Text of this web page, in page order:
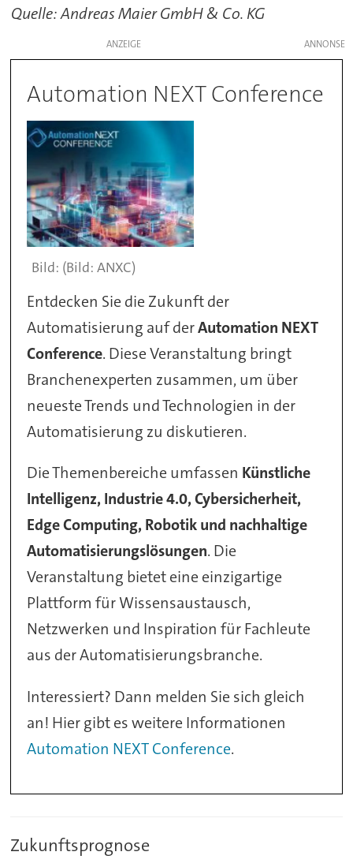
Quelle: Andreas Maier GmbH & Co. KG
ANZEIGE
Automation NEXT Conference
(Bild: ANXC)
Entdecken Sie die Zukunft der
Automatisierung auf derAutomation NEXT
Conference. Diese Veranstaltung bringt
Branchenexperten zusammen, um über
neueste Trends und Technologien in der
Automatisierung zu diskutieren.
Die Themenbereiche umfassen Künstliche
Intelligenz, Industrie 4.0, Cybersicherheit,
Edge Computing, Robotik und nachhaltige
Automatisierungslösungen. Die
Veranstaltung bietet eine einzigartige
Plattform für Wissensaustausch,
Netzwerken und Inspiration für Fachleute
aus der Automatisierungsbranche.
Interessiert? Dann melden Sie sich gleich
an! Hier gibt es weitere Informationen
Automation NEXT Conference.
Zukunftsprognose